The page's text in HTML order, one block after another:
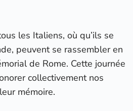
les Italiens, où qu’ils se
peuvent se rassembler en
de Rome. Cette journée
collectivement nos
mémoire.